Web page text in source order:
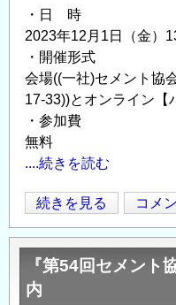
案
内
の
・日 時
2023年12月1日（金）
・開催形式
会場((一社)セメント協
17-33))とオンライン【
・参加費
無料
....続きを読む
『第
55
回
セ
メ
続きを見る コメ
『第54回セメント
内